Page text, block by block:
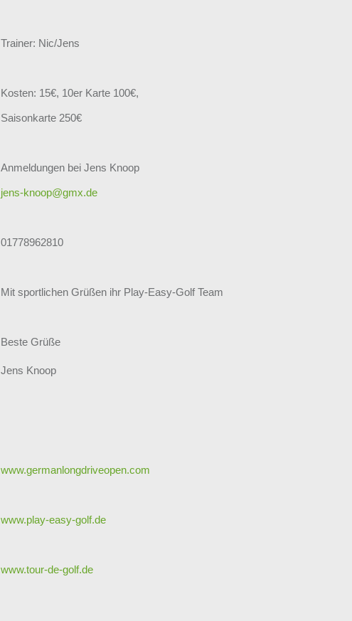
Trainer: Nic/Jens
Kosten: 15€, 10er Karte 100€,
Saisonkarte 250€
Anmeldungen bei Jens Knoop
jens-knoop@gmx.de
01778962810
Mit sportlichen Grüßen ihr Play-Easy-Golf Team
Beste Grüße
Jens Knoop
www.germanlongdriveopen.com
www.play-easy-golf.de
www.tour-de-golf.de